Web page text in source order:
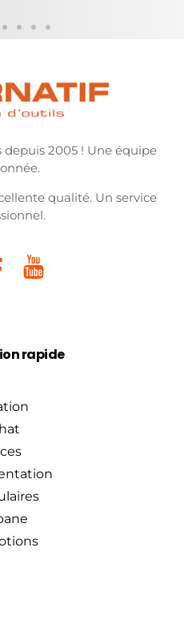
2005 ! Une équipe
qualité. Un service
rapide